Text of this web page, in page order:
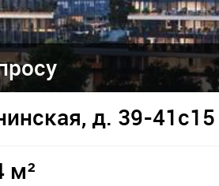
д. 39-41с15
м²